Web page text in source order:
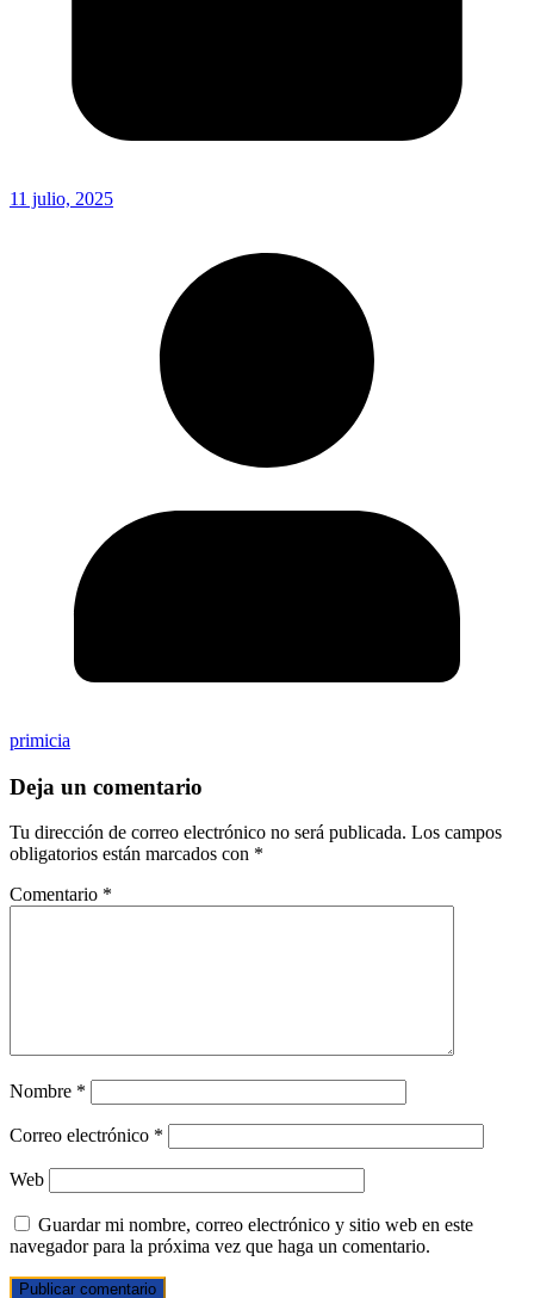
11 julio, 2025
primicia
Deja un comentario
Tu dirección de correo electrónico no será publicada. Los campos
obligatorios están marcados con *
Comentario *
Nombre *
Correo electrónico *
Web
Guardar mi nombre, correo electrónico y sitio web en este
navegador para la próxima vez que haga un comentario.